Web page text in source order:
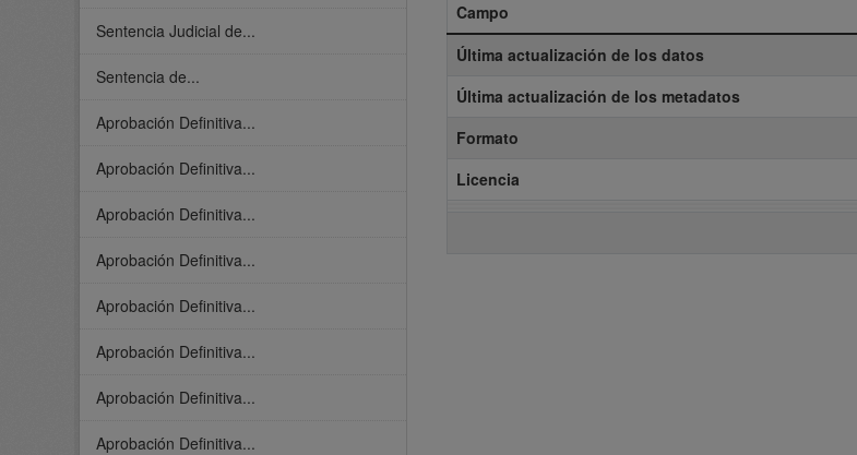
Sentencia Judicial de...
Sentencia de...
Aprobación Definitiva...
Aprobación Definitiva...
Aprobación Definitiva...
Aprobación Definitiva...
Aprobación Definitiva...
Aprobación Definitiva...
Aprobación Definitiva...
Aprobación Definitiva...
Campo
Última actualización de los datos
Última actualización de los metadatos
Formato
Licencia